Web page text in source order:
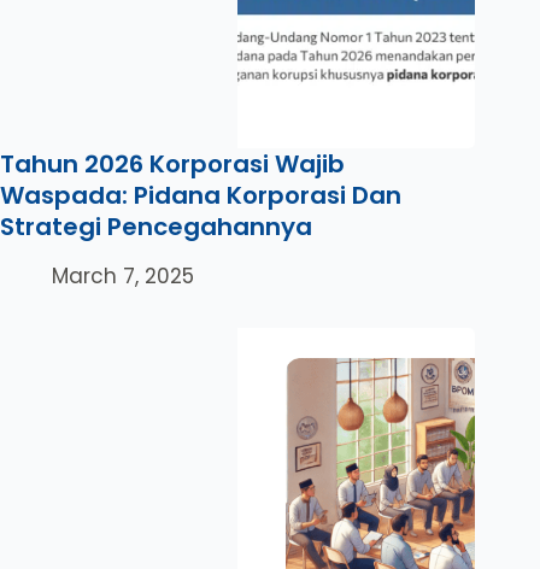
Tahun 2026 Korporasi Wajib
Waspada: Pidana Korporasi Dan
Strategi Pencegahannya
March 7, 2025